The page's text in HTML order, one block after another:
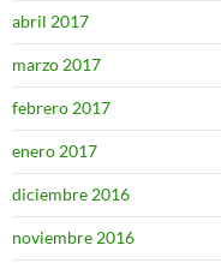
abril 2017
marzo 2017
febrero 2017
enero 2017
diciembre 2016
noviembre 2016